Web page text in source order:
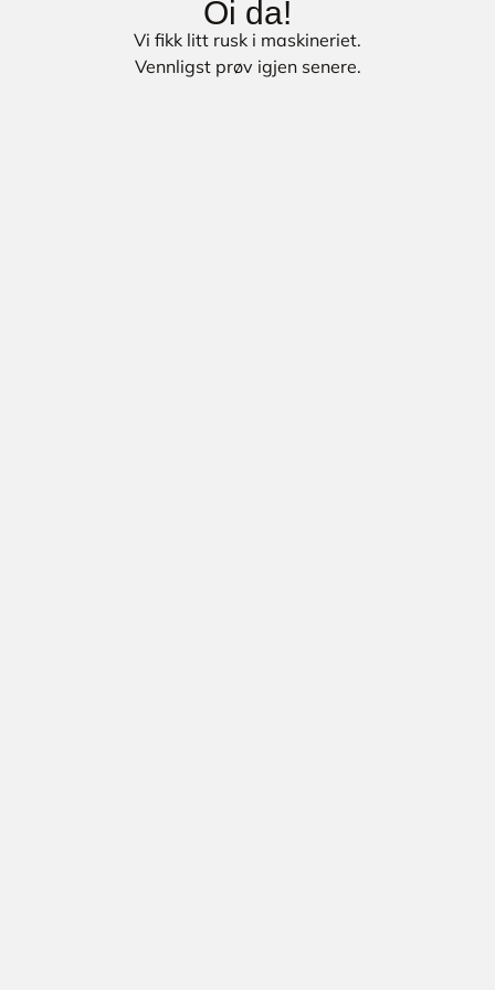
Oi da!
Vi fikk litt rusk i maskineriet.
Vennligst prøv igjen senere.